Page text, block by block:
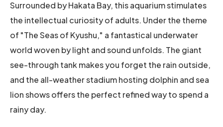
Surrounded by Hakata Bay, this aquarium stimulates
the intellectual curiosity of adults. Under the theme
of "The Seas of Kyushu," a fantastical underwater
world woven by light and sound unfolds. The giant
see-through tank makes you forget the rain outside,
and the all-weather stadium hosting dolphin and sea
lion shows offers the perfect refined way to spend a
rainy day.